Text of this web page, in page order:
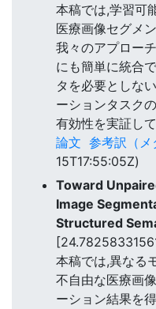
本稿では,学習可
医療画像セグメ
我々のアプロー
にも簡単に統合
タを必要としな
ーションタスク
有効性を実証して
論文 参考訳（メ
15T17:55:05Z)
Toward
Image
Structured
本稿では,異なる
不自由な医療画
ーション結果を